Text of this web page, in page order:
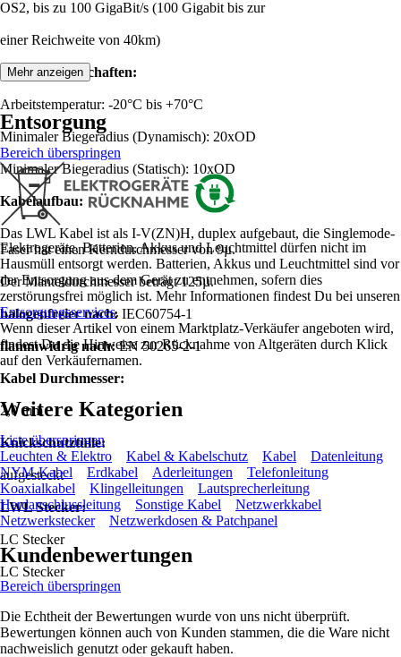
OS2, bis zu 100 GigaBit/s (100 Gigabit bis zur
einer Reichweite von 40km)
Produkteigenschaften:
Arbeitstemperatur: -20°C bis +70°C
Minimaler Biegeradius (Dynamisch): 20xOD
Minimaler Biegeradius (Statisch): 10xOD
Kabelaufbau:
Das LWL Kabel ist als I-V(ZN)H, duplex aufgebaut, die Singlemode-
Faser hat einen Kerndurchmesser von 9µ.
Der Manteldurchmesser beträgt 125µ.
halogenfreier nach: IEC60754-1
flammwidrig nach:EN 50265-2-1
Kabel Durchmesser:
2,0 mm
Knickschutztülle:
aufgesteckt
LWL Stecker:
LC Stecker
LC Stecker
Mehr anzeigen
Entsorgung
Bereich überspringen
Elektrogeräte, Batterien, Akkus und Leuchtmittel dürfen nicht im
Hausmüll entsorgt werden. Batterien, Akkus und Leuchtmittel sind vor
der Entsorgung aus dem Gerät zu entnehmen, sofern dies
zerstörungsfrei möglich ist. Mehr Informationen findest Du bei unseren
Entsorgungsservices.
Wenn dieser Artikel von einem Marktplatz-Verkäufer angeboten wird,
findest Du die Hinweise zur Rücknahme von Altgeräten durch Klick
auf den Verkäufernamen.
Weitere Kategorien
Liste überspringen
Leuchten & Elektro
Kabel & Kabelschutz Kabel
Datenleitung
NYM-Kabel
Erdkabel Aderleitungen
Telefonleitung
Koaxialkabel
Klingelleitungen
Lautsprecherleitung
Herdanschlussleitung
Sonstige Kabel
Netzwerkkabel
Netzwerkstecker
Netzwerkdosen & Patchpanel
Kundenbewertungen
Bereich überspringen
Die Echtheit der Bewertungen wurde von uns nicht überprüft.
Bewertungen können auch von Kunden stammen, die die Ware nicht
nachweislich genutzt oder gekauft haben.